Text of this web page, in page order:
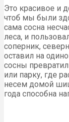
Это красивое и
чтоб мы были
сама сосна
леса, и
соперник,
оставил на
сосны
или парку, где
несем домой
года способна